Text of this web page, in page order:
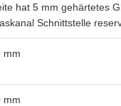
hat 5 mm gehärtetes
Schnittstelle
mm
mm